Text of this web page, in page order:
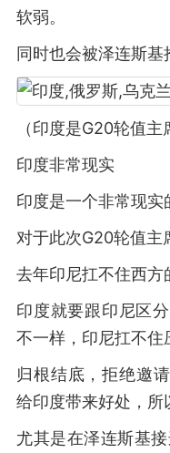
软弱。
同时也会被泽连斯基
（印度是G20轮值主
印度非常现实
印度是一个非常现实
对于此次G20轮值主
去年印尼扛不住西方
印度就要跟印尼区
不一样，印尼扛不住
归根结底，拒绝邀
给印度带来好处，所
尤其是在泽连斯基